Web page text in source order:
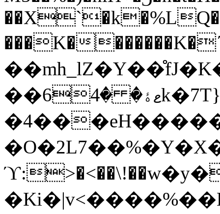
���K�
��6ޱۀ� �4k�7T}m\�#�I-